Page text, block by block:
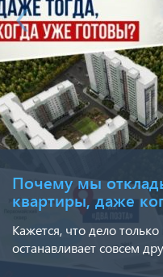
Почему мы
квартиры, даже
Кажется, что дело
останавливает совсем